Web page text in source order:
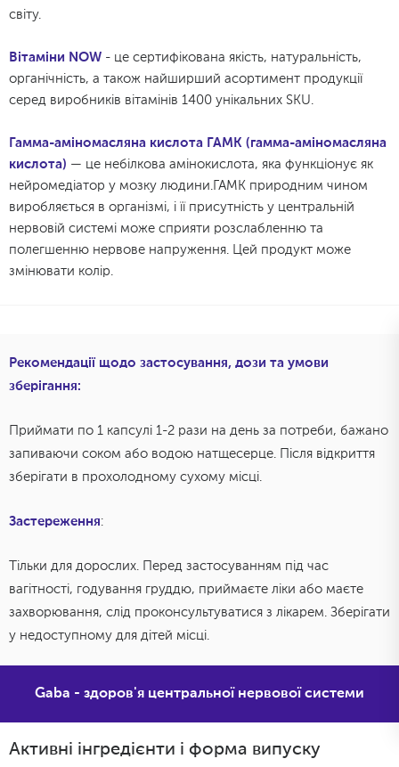
світу.
Вітаміни NOW - це сертифікована якість, натуральність,
органічність, а також найширший асортимент продукції
серед виробників вітамінів 1400 унікальних SKU.
Гамма-аміномасляна кислота ГАМК (гамма-аміномасляна
кислота) — це небілкова амінокислота, яка функціонує як
нейромедіатор у мозку людини.ГАМК природним чином
виробляється в організмі, і її присутність у центральній
нервовій системі може сприяти розслабленню та
полегшенню нервове напруження. Цей продукт може
змінювати колір.
Рекомендації щодо застосування, дози та умови
зберігання:
Приймати по 1 капсулі 1-2 рази на день за потреби, бажано
запиваючи соком або водою натщесерце. Після відкриття
зберігати в прохолодному сухому місці.
Застереження:
Тільки для дорослих. Перед застосуванням під час
вагітності, годування груддю, приймаєте ліки або маєте
захворювання, слід проконсультуватися з лікарем. Зберігати
у недоступному для дітей місці.
Gaba - здоров'я центральної нервової системи
Активні інгредієнти і форма випуску